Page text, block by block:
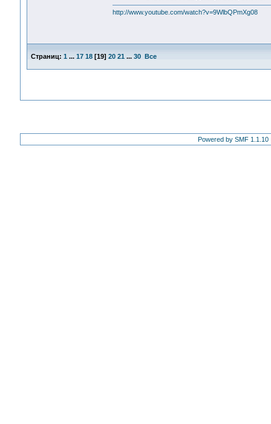
http://www.youtube.com/watch?v=9WlbQPmXg08
Страниц: 1 ... 17 18[19] 20 21 ... 30 Все
Powered by SMF 1.1.10